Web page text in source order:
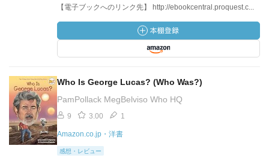
【電子ブックへのリンク先】 http://ebookcentral.proquest.c...
Who Is George Lucas? (Who Was?)
PamPollack MegBelviso Who HQ
9 3.00 1
Amazon.co.jp・洋書
感想・レビュー